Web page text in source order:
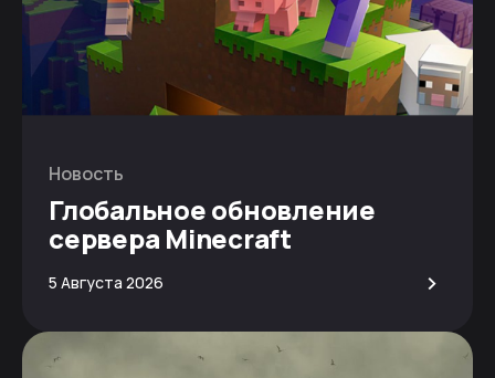
Новость
Глобальное обновление
сервера Minecraft
5 Августа 2026 >